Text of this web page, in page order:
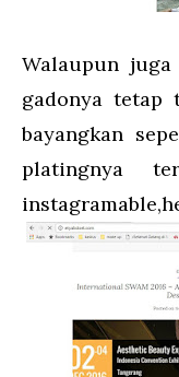
Walaupun
gadonya tetap
bayangkan
platingnya